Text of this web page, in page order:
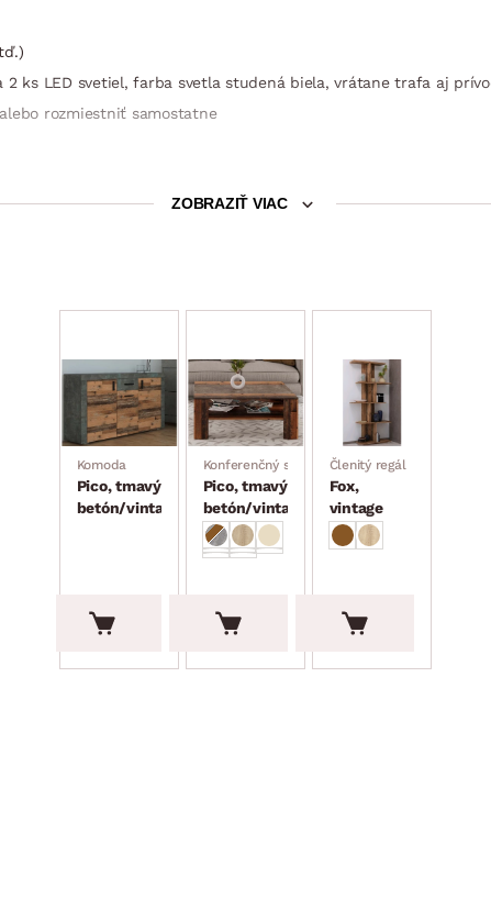
ks LED svetiel, farba svetla studená biela, vrátane trafa aj
rozmiestniť samostatne
priehradka (šírka priehradky 60 cm/výška priehradky
3× otvorená priehradka, pre umiestnenie na TV skrinku, rozmery:
2× sklenená polica – vrátane 2ks LED svetlá), 1× pravé dvere
rozmery: 130×15×19 cm
ZOBRAZIŤ VIAC
Komoda
Pico, tmavý
betón/vintage
194.90 €
Konferenčný stolík
Pico, tmavý
betón/vintage
optika dreva
119.90 €
Členitý regál
Fox,
vintage
optika
dreva
129.90 €